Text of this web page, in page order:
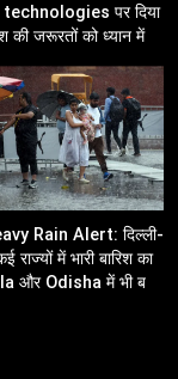
पर दिया
की जरूरतों को ध्यान में
Rain Alert: दिल्ली-
राज्यों में भारी बारिश का
और Odisha में भी बढ़ी